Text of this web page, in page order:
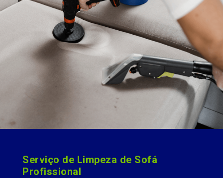
Serviço de Limpeza de Sofá
Profissional